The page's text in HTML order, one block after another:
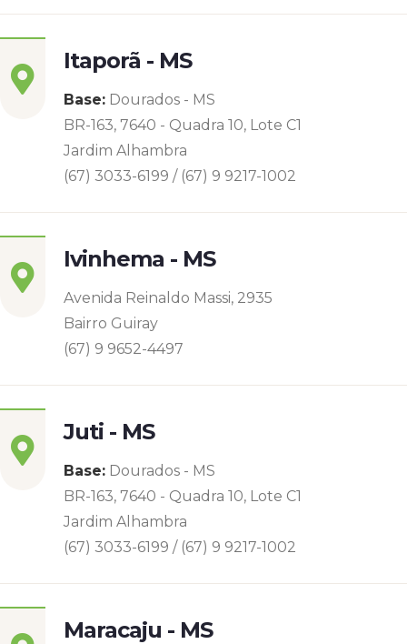
Itaporã - MS
Base: Dourados - MS
BR-163, 7640 - Quadra 10, Lote C1
Jardim Alhambra
(67) 3033-6199 / (67) 9 9217-1002
Ivinhema - MS
Avenida Reinaldo Massi, 2935
Bairro Guiray
(67) 9 9652-4497
Juti - MS
Base: Dourados - MS
BR-163, 7640 - Quadra 10, Lote C1
Jardim Alhambra
(67) 3033-6199 / (67) 9 9217-1002
Maracaju - MS